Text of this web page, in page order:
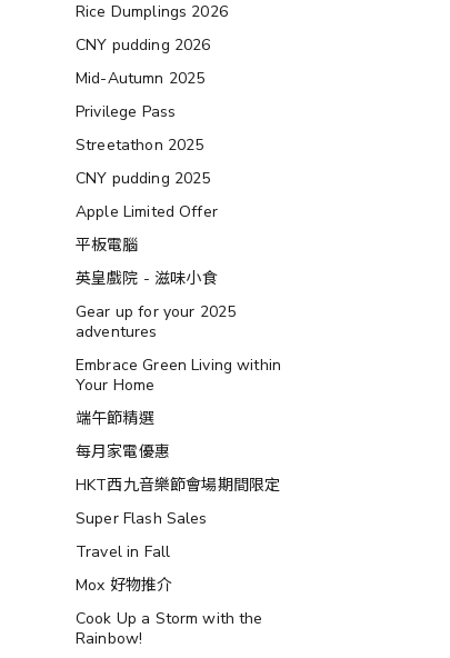
Rice Dumplings 2026
CNY pudding 2026
Mid-Autumn 2025
Privilege Pass
Streetathon 2025
CNY pudding 2025
Apple Limited Offer
平板電腦
英皇戲院 - 滋味小食
Gear up for your 2025
adventures
Embrace Green Living within
Your Home
端午節精選
每月家電優惠
HKT西九音樂節會場期間限定
Super Flash Sales
Travel in Fall
Mox 好物推介
Cook Up a Storm with the
Rainbow!